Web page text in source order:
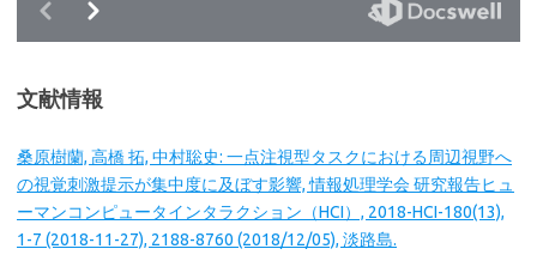
文献情報
桑原樹蘭, 高橋 拓, 中村聡史: 一点注視型タスクにおける周辺視野へ
の視覚刺激提示が集中度に及ぼす影響, 情報処理学会 研究報告ヒュ
ーマンコンピュータインタラクション（HCI）, 2018-HCI-180(13),
1-7 (2018-11-27), 2188-8760 (2018/12/05), 淡路島.